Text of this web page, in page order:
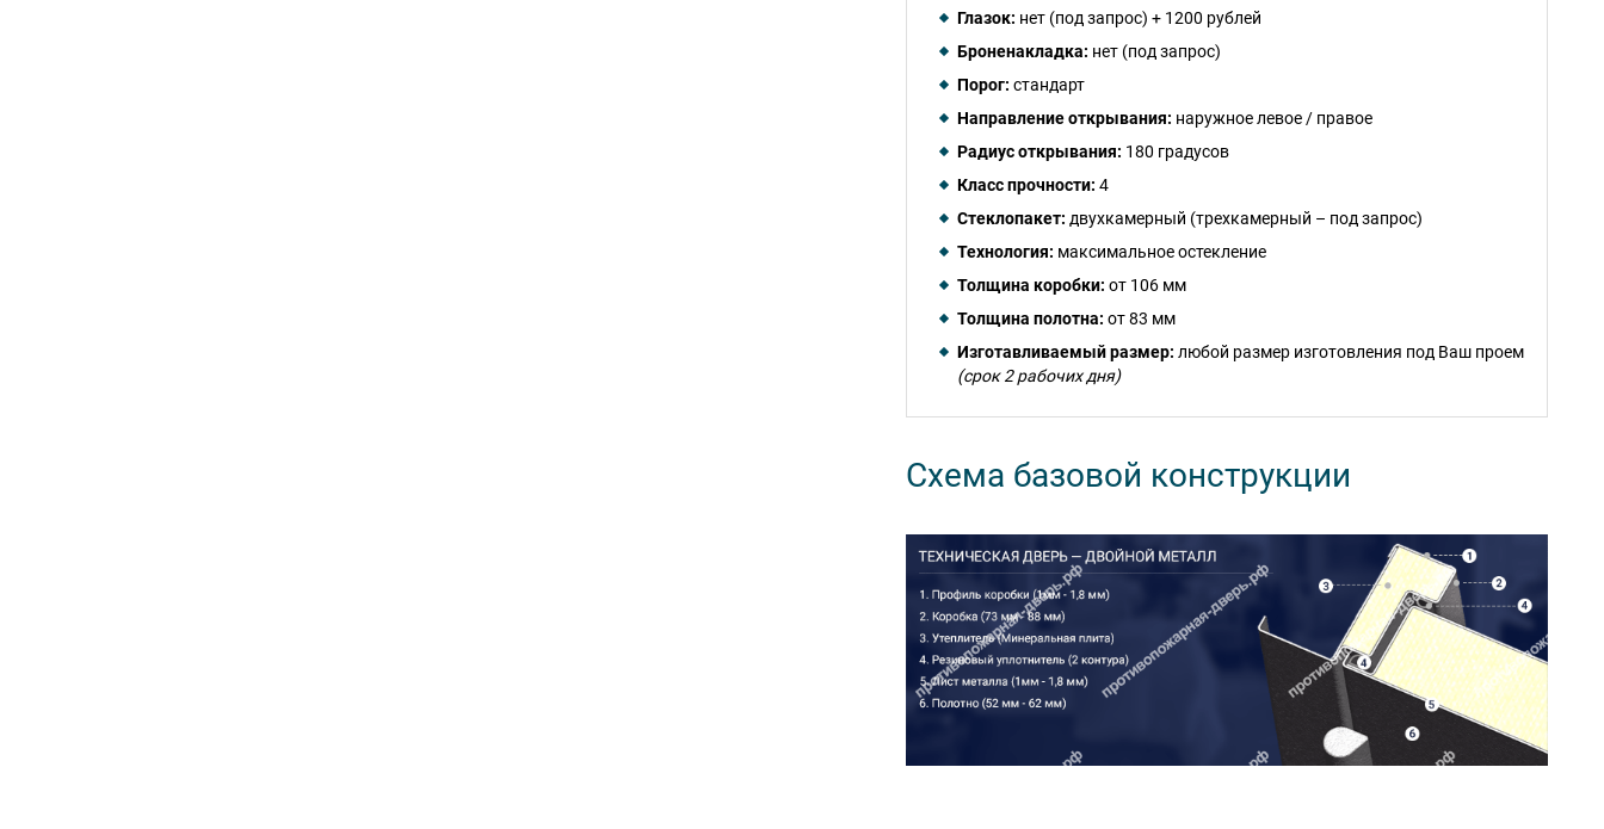
Глазок: нет (под запрос) + 1200 рублей
Броненакладка: нет (под запрос)
Порог: стандарт
Направление открывания: наружное левое / правое
Радиус открывания: 180 градусов
Класс прочности: 4
Стеклопакет: двухкамерный (трехкамерный – под запрос)
Технология: максимальное остекление
Толщина коробки: от 106 мм
Толщина полотна: от 83 мм
Изготавливаемый размер: любой размер изготовления под Ваш проем
(срок 2 рабочих дня)
Схема базовой конструкции